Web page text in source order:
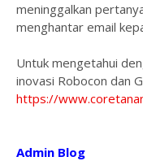
meninggalkan
menghantar email
Untuk mengetahui
inovasi Robocon dan
https://
Admin Blog